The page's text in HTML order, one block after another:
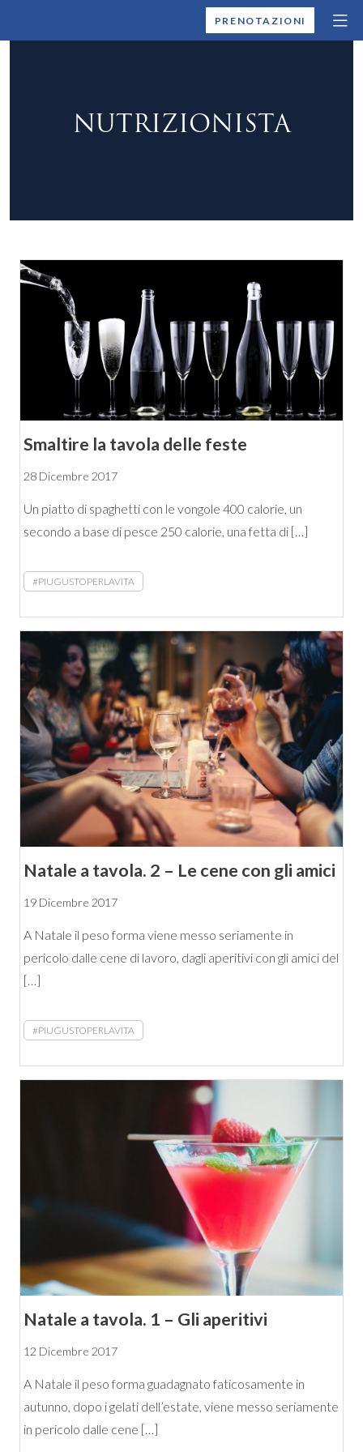
MONTALLEGROPRENOTAZIONI
NUTRIZIONISTA
Smaltire la tavola delle feste
28 Dicembre 2017
Un piatto di spaghetti con le vongole 400 calorie, un
secondo a base di pesce 250 calorie, una fetta di […]
#PIUGUSTOPERLAVITA
Natale a tavola. 2 – Le cene con gli amici
19 Dicembre 2017
A Natale il peso forma viene messo seriamente in
pericolo dalle cene di lavoro, dagli aperitivi con gli amici del
[…]
#PIUGUSTOPERLAVITA
Natale a tavola. 1 – Gli aperitivi
12 Dicembre 2017
A Natale il peso forma guadagnato faticosamente in
autunno, dopo i gelati dell’estate, viene messo seriamente
in pericolo dalle cene […]